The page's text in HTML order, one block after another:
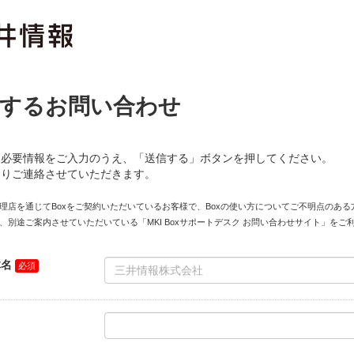
るお問い合わせ
要情報をご入力のうえ、「送信する」ボタンを押してください。
ご連絡させていただきます。
店を通じてBoxをご契約いただいているお客様で、Boxの使い方についてご不明点のある
途ご案内させていただいている「MKI Boxサポートデスク お問い合わせサイト」をご